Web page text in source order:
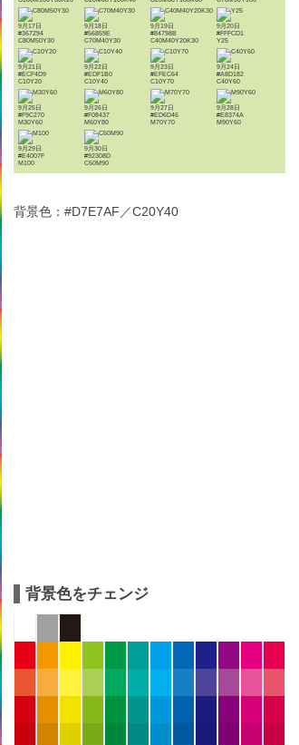
9月17日
#367294
C80M50Y30
9月18日
#56859E
C70M40Y30
9月19日
#84798B
C40M40Y20K30
9月20日
#FFFCD1
Y25
9月21日
#ECF4D9
C10Y20
9月22日
#EDF1B0
C10Y40
9月23日
#EFEC64
C10Y70
9月24日
#A8D182
C40Y60
9月25日
#F9C270
M30Y60
9月26日
#F08437
M60Y80
9月27日
#ED6D46
M70Y70
9月28日
#E8374A
M90Y60
9月29日
#E4007F
M100
9月30日
#92308D
C50M90
背景色：#D7E7AF／C20Y40
背景色をチェンジ